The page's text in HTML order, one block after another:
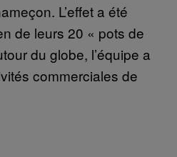
L’effet a été
de leurs 20 « pots de
du globe, l’équipe a
commerciales de